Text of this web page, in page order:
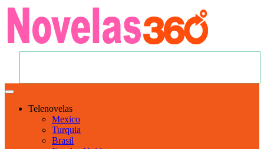
Telenovelas
Mexico
Turquia
Brasil